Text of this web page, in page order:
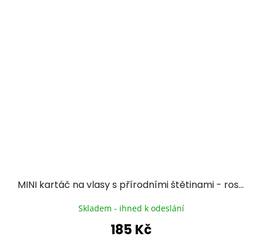
MINI kartáč na vlasy s přírodními štětinami - rose gold
Skladem - ihned k odeslání
185 Kč